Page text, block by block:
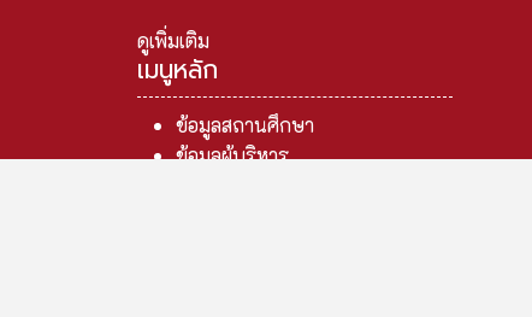
ดูเพิ่มเติม
เมนูหลัก
ข้อมูลสถานศึกษา
ข้อมูลผู้บริหาร